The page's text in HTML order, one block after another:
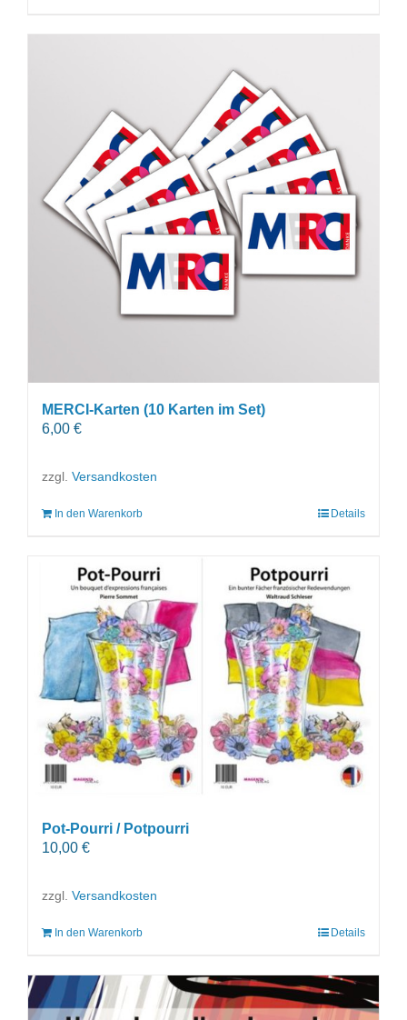
MERCI-Karten (10 Karten im Set)
6,00 €
zzgl. Versandkosten
In den Warenkorb Details
Pot-Pourri / Potpourri
10,00 €
zzgl. Versandkosten
In den Warenkorb Details